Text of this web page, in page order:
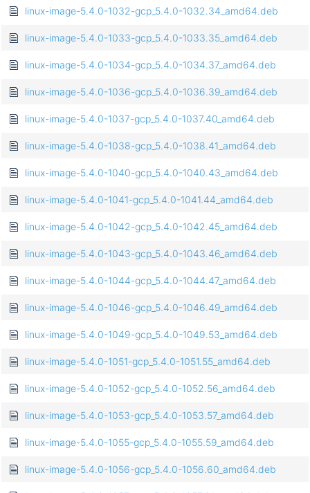
linux-image-5.4.0-1032-gcp_5.4.0-1032.34_amd64.deb
linux-image-5.4.0-1033-gcp_5.4.0-1033.35_amd64.deb
linux-image-5.4.0-1034-gcp_5.4.0-1034.37_amd64.deb
linux-image-5.4.0-1036-gcp_5.4.0-1036.39_amd64.deb
linux-image-5.4.0-1037-gcp_5.4.0-1037.40_amd64.deb
linux-image-5.4.0-1038-gcp_5.4.0-1038.41_amd64.deb
linux-image-5.4.0-1040-gcp_5.4.0-1040.43_amd64.deb
linux-image-5.4.0-1041-gcp_5.4.0-1041.44_amd64.deb
linux-image-5.4.0-1042-gcp_5.4.0-1042.45_amd64.deb
linux-image-5.4.0-1043-gcp_5.4.0-1043.46_amd64.deb
linux-image-5.4.0-1044-gcp_5.4.0-1044.47_amd64.deb
linux-image-5.4.0-1046-gcp_5.4.0-1046.49_amd64.deb
linux-image-5.4.0-1049-gcp_5.4.0-1049.53_amd64.deb
linux-image-5.4.0-1051-gcp_5.4.0-1051.55_amd64.deb
linux-image-5.4.0-1052-gcp_5.4.0-1052.56_amd64.deb
linux-image-5.4.0-1053-gcp_5.4.0-1053.57_amd64.deb
linux-image-5.4.0-1055-gcp_5.4.0-1055.59_amd64.deb
linux-image-5.4.0-1056-gcp_5.4.0-1056.60_amd64.deb